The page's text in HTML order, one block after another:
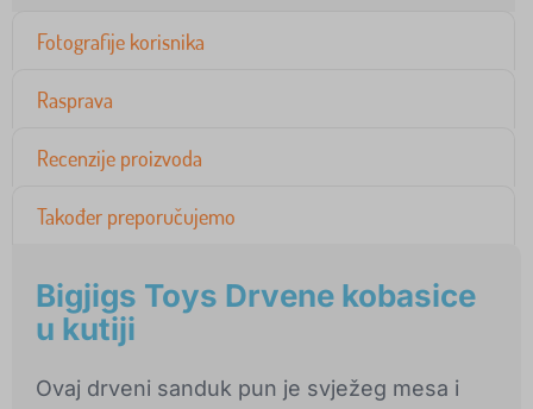
Fotografije korisnika
Rasprava
Recenzije proizvoda
Također preporučujemo
Bigjigs Toys Drvene kobasice
u kutiji
Ovaj drveni sanduk pun je svježeg mesa i